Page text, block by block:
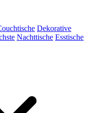
Dekorative
Nachttische Esstische